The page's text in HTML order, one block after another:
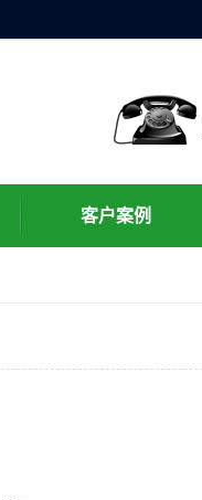
客户案例